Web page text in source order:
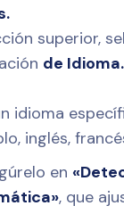
superior,
de Idioma.
idioma
inglés,
en
, que